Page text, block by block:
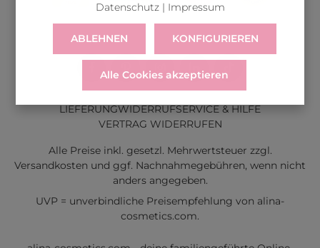
LIEFERUNGWIDERRUFSERVICE & HILFE
VERTRAG WIDERRUFEN
Alle Preise inkl. gesetzl. Mehrwertsteuer zzgl.
Versandkosten und ggf. Nachnahmegebühren, wenn nicht
anders angegeben.
UVP = unverbindliche Preisempfehlung von alina-
cosmetics.com.
Datenschutz| Impressum
ABLEHNEN KONFIGURIEREN
Alle Cookies akzeptieren